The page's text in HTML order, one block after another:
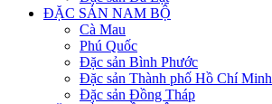
ĐẶC SẢN NAM BỘ
Cà Mau
Phú Quốc
Đặc sản Bình Phước
Đặc sản Thành phố Hồ Chí Minh
Đặc sản Đồng Tháp